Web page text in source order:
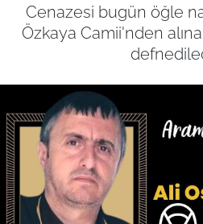
Cenazesi bugün öğle
Özkaya Camii'nden
GÜNDEM
SAĞLIK
EĞİTİM
TARIM VE HAYVANCILIK